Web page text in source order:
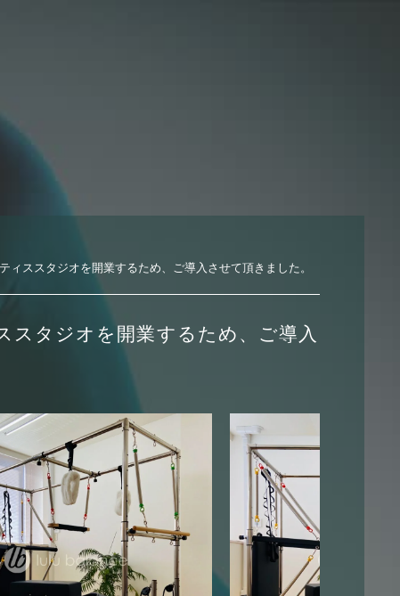
ィススタジオを開業するため、ご導入させて頂きました。
スタジオを開業するため、ご導入